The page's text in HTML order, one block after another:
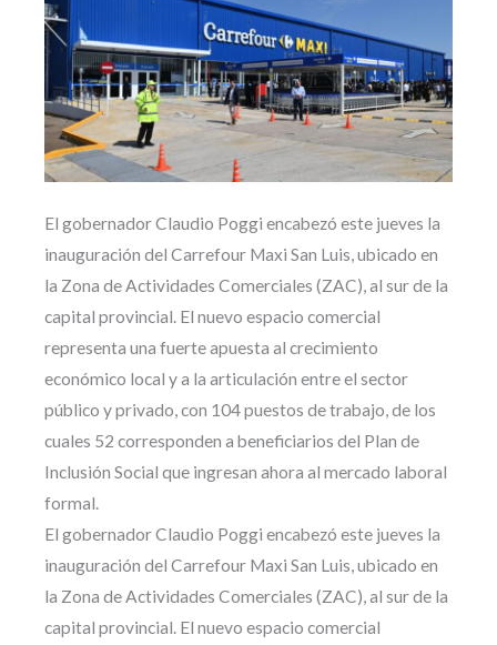
El gobernador Claudio Poggi encabezó este jueves la
inauguración del Carrefour Maxi San Luis, ubicado en
la Zona de Actividades Comerciales (ZAC), al sur de la
capital provincial. El nuevo espacio comercial
representa una fuerte apuesta al crecimiento
económico local y a la articulación entre el sector
público y privado, con 104 puestos de trabajo, de los
cuales 52 corresponden a beneficiarios del Plan de
Inclusión Social que ingresan ahora al mercado laboral
formal.
El gobernador Claudio Poggi encabezó este jueves la
inauguración del Carrefour Maxi San Luis, ubicado en
la Zona de Actividades Comerciales (ZAC), al sur de la
capital provincial. El nuevo espacio comercial